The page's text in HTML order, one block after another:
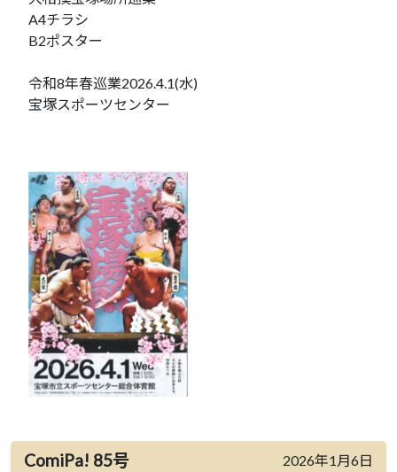
A4チラシ
B2ポスター
令和8年春巡業2026.4.1(水)
宝塚スポーツセンター
ComiPa! 85号 2026年1月6日